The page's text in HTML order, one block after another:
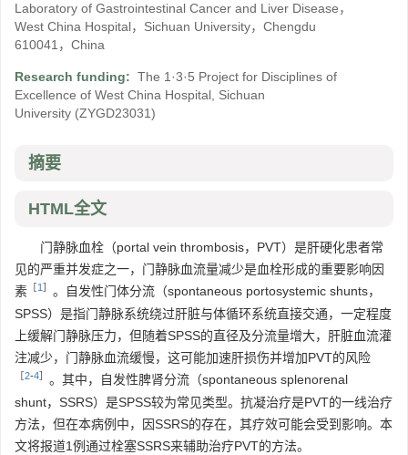
Laboratory of Gastrointestinal Cancer and Liver Disease，
West China Hospital，Sichuan University，Chengdu
610041，China
Research funding: The 1·3·5 Project for Disciplines of
Excellence of West China Hospital, Sichuan
University (ZYGD23031)
摘要
HTML全文
门静脉血栓（portal vein thrombosis，PVT）是肝硬化患者常
见的严重并发症之一，门静脉血流量减少是血栓形成的重要影响因
素 ［1］ 。自发性门体分流（spontaneous portosystemic shunts，
SPSS）是指门静脉系统绕过肝脏与体循环系统直接交通，一定程度
上缓解门静脉压力，但随着SPSS的直径及分流量增大，肝脏血流灌
注减少，门静脉血流缓慢，这可能加速肝损伤并增加PVT的风险
［2-4］ 。其中，自发性脾肾分流（spontaneous splenorenal
shunt，SSRS）是SPSS较为常见类型。抗凝治疗是PVT的一线治疗
方法，但在本病例中，因SSRS的存在，其疗效可能会受到影响。本
文将报道1例通过栓塞SSRS来辅助治疗PVT的方法。